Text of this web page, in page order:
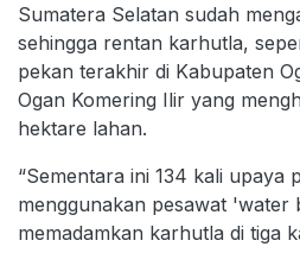
Sumatera Selatan sudah
sehingga rentan karhutla,
pekan terakhir di Kabupaten
Ogan Komering Ilir yang
hektare lahan.
“Sementara ini 134 kali upaya
menggunakan pesawat 'water
memadamkan karhutla di tiga